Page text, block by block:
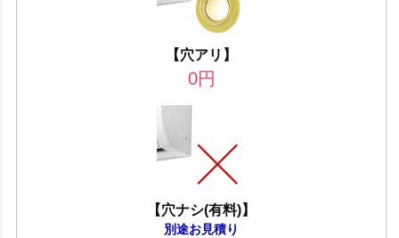
【穴アリ】
0円
【穴ナシ(有料)】
別途お見積り